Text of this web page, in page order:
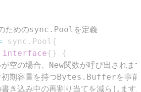
めのsync.Poolを定義
sync . Pool {
interface{ }
{
空の場合、New関数が呼び出されま
期容量を持つBytes.Bufferを事前
き込み中の再割り当てを減らします